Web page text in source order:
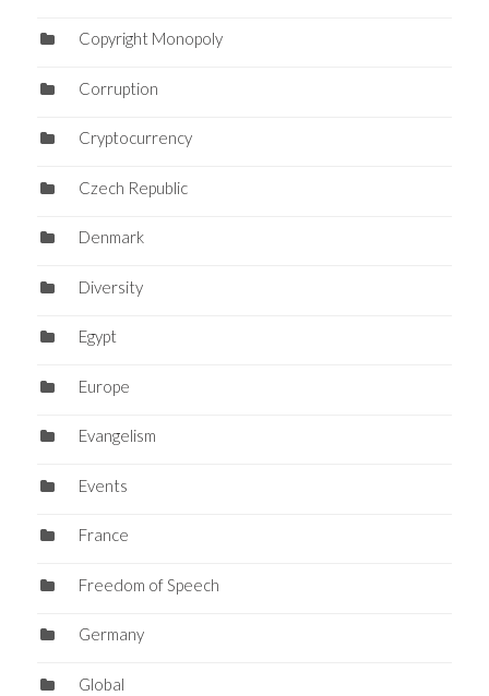
Copyright Monopoly
Corruption
Cryptocurrency
Czech Republic
Denmark
Diversity
Egypt
Europe
Evangelism
Events
France
Freedom of Speech
Germany
Global